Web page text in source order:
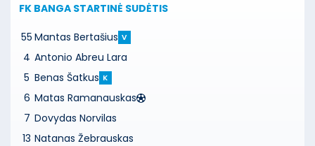
FK BANGA STARTINĖ SUDĖTIS
55 Mantas Bertašius V
4 Antonio Abreu Lara
5 Benas Šatkus K
6 Matas Ramanauskas
7 Dovydas Norvilas
13 Natanas Žebrauskas